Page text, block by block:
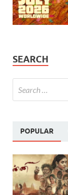
SEARCH
POPULAR